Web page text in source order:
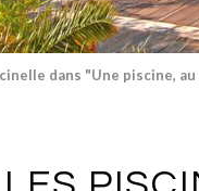
dans "Une piscine,